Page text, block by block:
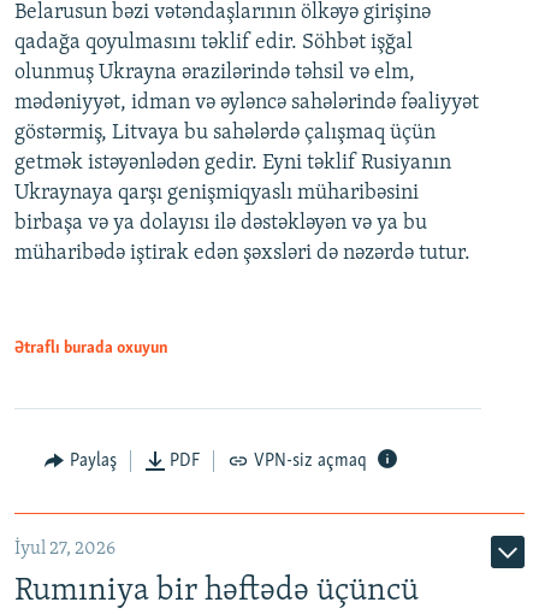
Belarusun bəzi vətəndaşlarının ölkəyə girişinə
qadağa qoyulmasını təklif edir. Söhbət işğal
olunmuş Ukrayna ərazilərində təhsil və elm,
mədəniyyət, idman və əyləncə sahələrində fəaliyyət
göstərmiş, Litvaya bu sahələrdə çalışmaq üçün
getmək istəyənlədən gedir. Eyni təklif Rusiyanın
Ukraynaya qarşı genişmiqyaslı müharibəsini
birbaşa və ya dolayısı ilə dəstəkləyən və ya bu
müharibədə iştirak edən şəxsləri də nəzərdə tutur.
Ətraflı burada oxuyun
Paylaş PDF VPN-siz açmaq
İyul 27, 2026
Rumıniya bir həftədə üçüncü